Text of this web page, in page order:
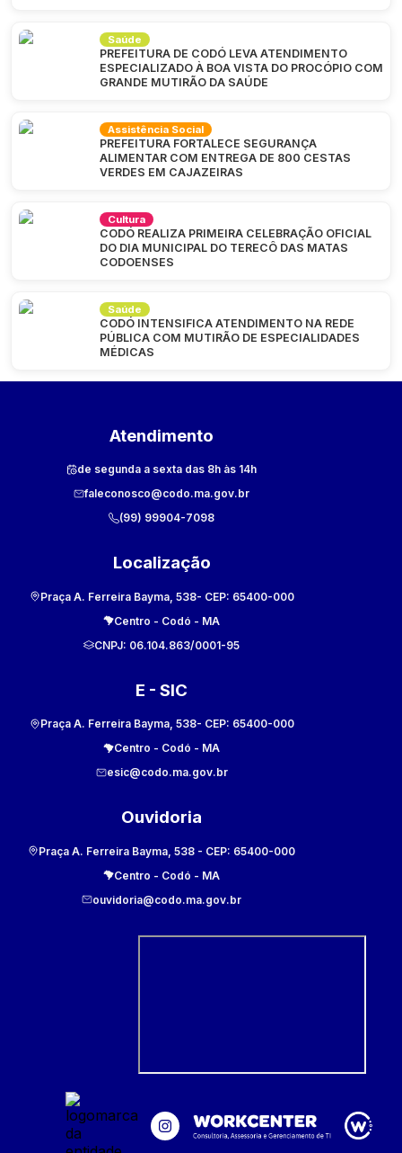
Saúde
PREFEITURA DE CODÓ LEVA ATENDIMENTO
ESPECIALIZADO À BOA VISTA DO PROCÓPIO COM
GRANDE MUTIRÃO DA SAÚDE
Assistência Social
PREFEITURA FORTALECE SEGURANÇA
ALIMENTAR COM ENTREGA DE 800 CESTAS
VERDES EM CAJAZEIRAS
Cultura
CODÓ REALIZA PRIMEIRA CELEBRAÇÃO OFICIAL
DO DIA MUNICIPAL DO TERECÔ DAS MATAS
CODOENSES
Saúde
CODÓ INTENSIFICA ATENDIMENTO NA REDE
PÚBLICA COM MUTIRÃO DE ESPECIALIDADES
MÉDICAS
Atendimento
de segunda a sexta das 8h às 14h
faleconosco@codo.ma.gov.br
(99) 99904-7098
Localização
Praça A. Ferreira Bayma, 538- CEP: 65400-000
Centro - Codó - MA
CNPJ: 06.104.863/0001-95
E - SIC
Praça A. Ferreira Bayma, 538- CEP: 65400-000
Centro - Codó - MA
esic@codo.ma.gov.br
Ouvidoria
Praça A. Ferreira Bayma, 538 - CEP: 65400-000
Centro - Codó - MA
ouvidoria@codo.ma.gov.br